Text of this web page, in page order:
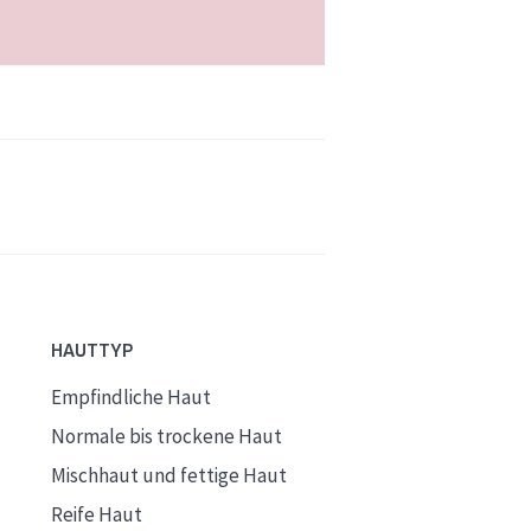
HAUTTYP
Empfindliche Haut
Normale bis trockene Haut
Mischhaut und fettige Haut
Reife Haut